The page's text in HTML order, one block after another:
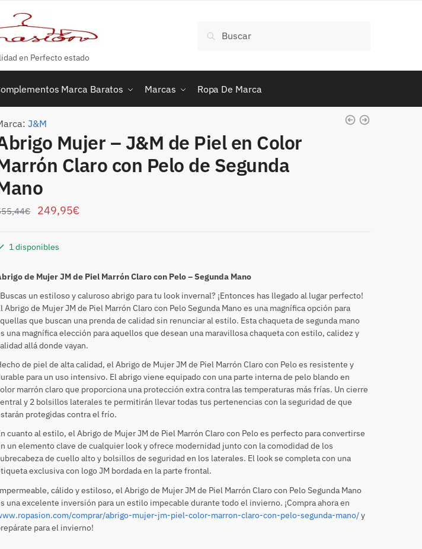
en Perfecto estado
por:
Buscar
Marca Baratos Marcas Ropa De Marca
J&M
Mujer – J&M de Piel en Color
Claro con Pelo de Segunda
€ 249,95€
1 disponibles
de Mujer JM de Piel Marrón Claro con Pelo – Segunda Mano
un estiloso y caluroso abrigo para tu look invernal? ¡Entonces has llegado al lugar perfecto!
Abrigo de Mujer JM de Piel Marrón Claro con Pelo Segunda Mano es una magnífica opción para
que buscan una prenda de calidad sin renunciar al estilo. Esta chaqueta de segunda mano
una magnífica elección para aquellos que desean una maravillosa chaqueta con estilo, calidez y
allá donde vayan.
de piel de alta calidad, el Abrigo de Mujer JM de Piel Marrón Claro con Pelo es resistente y
para un uso intensivo. El abrigo viene equipado con una parte interna de pelo blando en
marrón claro que proporciona una protección extra contra las temperaturas más frías. Un cierre
y 2 bolsillos laterales te permitirán llevar todas tus pertenencias con la seguridad de que
protegidas contra el frío.
cuanto al estilo, el Abrigo de Mujer JM de Piel Marrón Claro con Pelo es perfecto para convertirse
un elemento clave de cualquier look y ofrece modernidad junto con la comodidad de los
de cuello alto y bolsillos de seguridad en los laterales. El look se completa con una
exclusiva con logo JM bordada en la parte frontal.
cálido y estiloso, el Abrigo de Mujer JM de Piel Marrón Claro con Pelo Segunda Mano
una excelente inversión para un estilo impecable durante todo el invierno. ¡Compra ahora en
comprar/abrigo-mujer-jm-piel-color-marron-claro-con-pelo-segunda-mano/y
para el invierno!